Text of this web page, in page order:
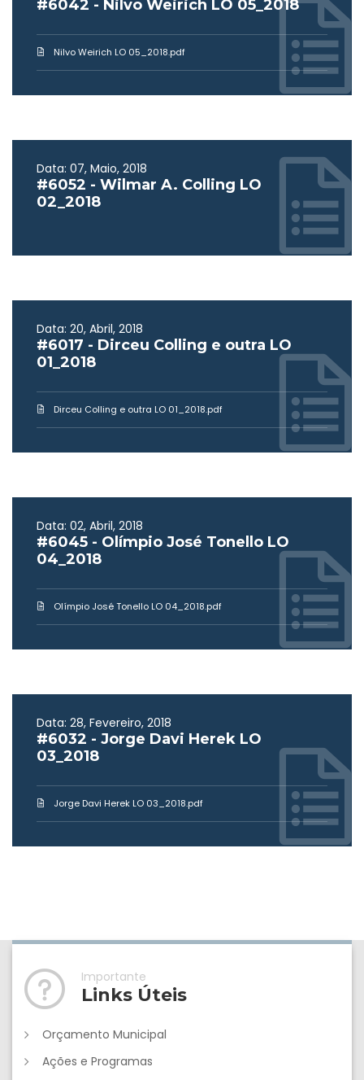
#6042 - Nilvo Weirich LO 05_2018
Nilvo Weirich LO 05_2018.pdf
Data: 07, Maio, 2018
#6052 - Wilmar A. Colling LO
02_2018
Data: 20, Abril, 2018
#6017 - Dirceu Colling e outra LO
01_2018
Dirceu Colling e outra LO 01_2018.pdf
Data: 02, Abril, 2018
#6045 - Olímpio José Tonello LO
04_2018
Olímpio José Tonello LO 04_2018.pdf
Data: 28, Fevereiro, 2018
#6032 - Jorge Davi Herek LO
03_2018
Jorge Davi Herek LO 03_2018.pdf
Importante
Links Úteis
Orçamento Municipal
Ações e Programas